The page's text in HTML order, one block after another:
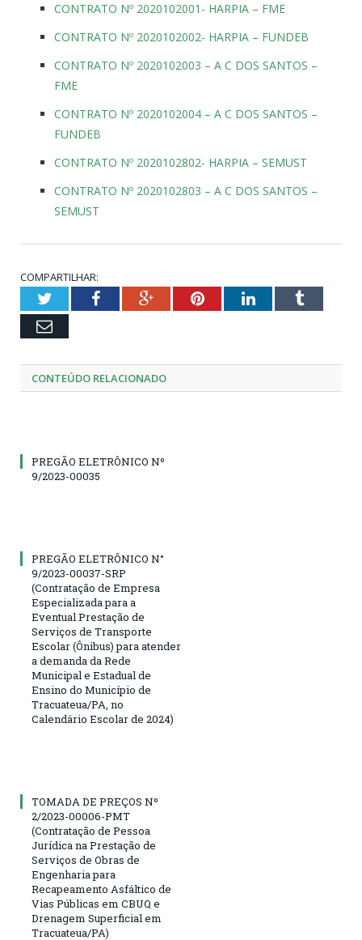
CONTRATO Nº 2020102001- HARPIA – FME
CONTRATO Nº 2020102002- HARPIA – FUNDEB
CONTRATO Nº 2020102003 – A C DOS SANTOS –
FME
CONTRATO Nº 2020102004 – A C DOS SANTOS –
FUNDEB
CONTRATO Nº 2020102802- HARPIA – SEMUST
CONTRATO Nº 2020102803 – A C DOS SANTOS –
SEMUST
COMPARTILHAR:
TwitterFacebookGoogle+PinterestLinkedInTumblr
Email
CONTEÚDO RELACIONADO
PREGÃO ELETRÔNICO Nº
9/2023-00035
PREGÃO ELETRÔNICO N°
9/2023-00037-SRP
(Contratação de Empresa
Especializada para a
Eventual Prestação de
Serviços de Transporte
Escolar (Ônibus) para atender
a demanda da Rede
Municipal e Estadual de
Ensino do Município de
Tracuateua/PA, no
Calendário Escolar de 2024)
TOMADA DE PREÇOS Nº
2/2023-00006-PMT
(Contratação de Pessoa
Jurídica na Prestação de
Serviços de Obras de
Engenharia para
Recapeamento Asfáltico de
Vias Públicas em CBUQ e
Drenagem Superficial em
Tracuateua/PA)